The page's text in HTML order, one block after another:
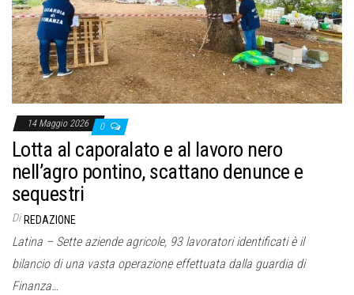
n
e
14 Maggio 2026 0
Lotta al caporalato e al lavoro nero
nell’agro pontino, scattano denunce e
sequestri
Di REDAZIONE
Latina – Sette aziende agricole, 93 lavoratori identificati è il
bilancio di una vasta operazione effettuata dalla guardia di
Finanza…